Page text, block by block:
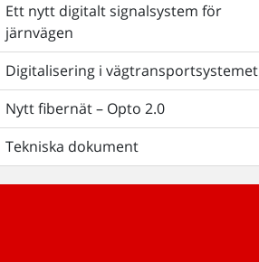
Ett nytt digitalt signalsystem för
järnvägen
Digitalisering i vägtransportsystemet
Nytt fibernät – Opto 2.0
Tekniska dokument